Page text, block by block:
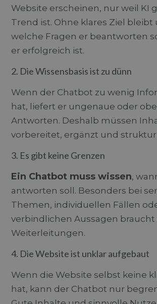
Website erscheinen, nur weil KI
Trend ist. Ohne klares Ziel bleibt
welche Fragen er beantworten
er erfolgreich ist.
2. Die Wissensbasis ist zu dünn
Wenn der Chatbot zu wenig
hat, liefert er ungenaue oder
Antworten. Deshalb müssen
vorbereitet, ergänzt und
3. Es gibt keine Grenzen
Ein Chatbot muss wissen,
antworten soll. Besonders bei
Themen, individuellen Fällen
verbindlichen Aussagen braucht
Weiterleitungen.
4. Die Website ist unklar aufgebaut
Wenn die Website selbst keine
hat, kann der Chatbot nur